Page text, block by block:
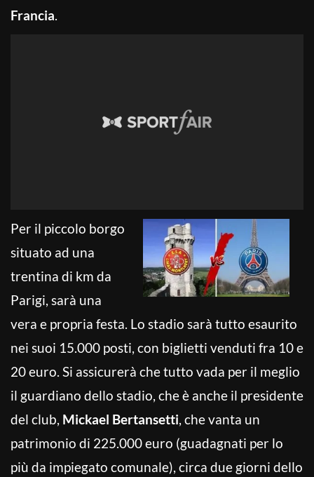
Francia.
Per il piccolo borgo
situato ad una
trentina di km da
Parigi, sarà una
vera e propria festa. Lo stadio sarà tutto esaurito
nei suoi 15.000 posti, con biglietti venduti fra 10 e
20 euro. Si assicurerà che tutto vada per il meglio
il guardiano dello stadio, che è anche il presidente
del club, Mickael Bertansetti, che vanta un
patrimonio di 225.000 euro (guadagnati per lo
più da impiegato comunale), circa due giorni dello